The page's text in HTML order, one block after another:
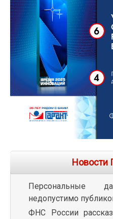
Новости
Персональные
недопустимо
ФНС России